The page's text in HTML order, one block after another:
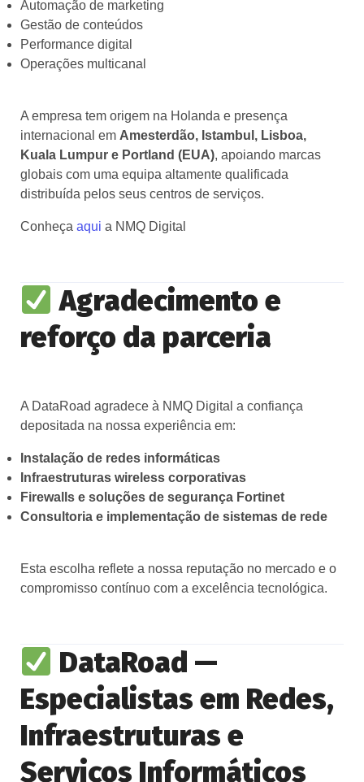
Automação de marketing
Gestão de conteúdos
Performance digital
Operações multicanal
A empresa tem origem na Holanda e presença
internacional em Amesterdão, Istambul, Lisboa,
Kuala Lumpur e Portland (EUA), apoiando marcas
globais com uma equipa altamente qualificada
distribuída pelos seus centros de serviços.
Conheça aqui a NMQ Digital
Agradecimento e
reforço da parceria
A DataRoad agradece à NMQ Digital a confiança
depositada na nossa experiência em:
Instalação de redes informáticas
Infraestruturas wireless corporativas
Firewalls e soluções de segurança Fortinet
Consultoria e implementação de sistemas de rede
Esta escolha reflete a nossa reputação no mercado e o
compromisso contínuo com a excelência tecnológica.
DataRoad —
Especialistas em Redes,
Infraestruturas e
Serviços Informáticos